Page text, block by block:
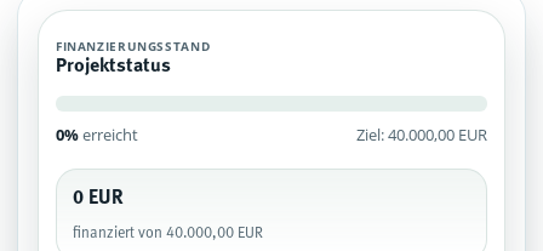
FINANZIERUNGSSTAND
Projektstatus
0%erreicht Ziel: 40.000,00 EUR
0 EUR
finanziert von 40.000,00 EUR